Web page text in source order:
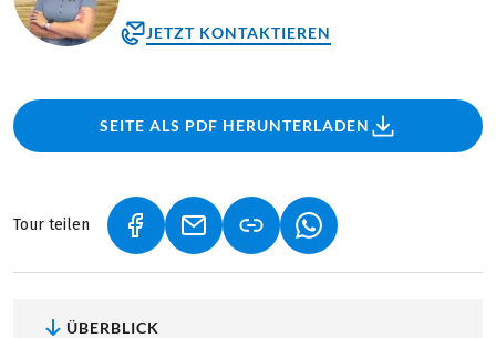
JETZT KONTAKTIEREN
SEITE ALS PDF HERUNTERLADEN
Tour teilen (LINK ÖFFNET IN NEUEM TAB)
(LINK ÖFFNET IN NEUEM TAB)
(LINK ÖFFNET IN
ÜBERBLICK